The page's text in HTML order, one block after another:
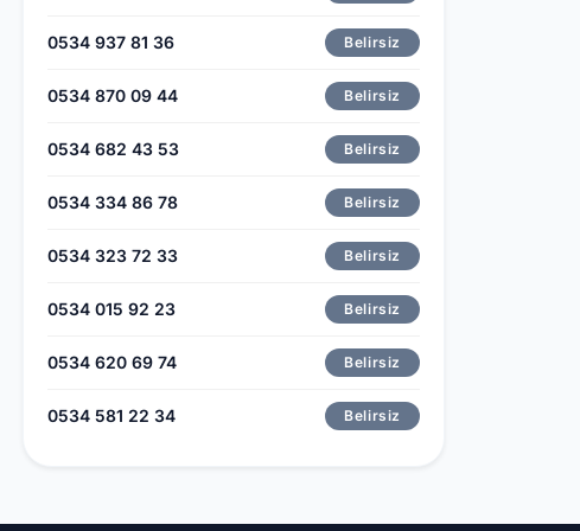
0534 937 81 36 Belirsiz
0534 870 09 44 Belirsiz
0534 682 43 53 Belirsiz
0534 334 86 78 Belirsiz
0534 323 72 33 Belirsiz
0534 015 92 23 Belirsiz
0534 620 69 74 Belirsiz
0534 581 22 34 Belirsiz